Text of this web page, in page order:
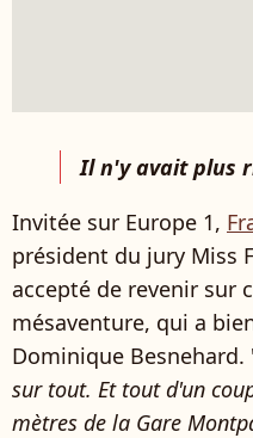
Il n'y avait plus
Invitée sur Europe 1,
président du jury Miss
accepté de revenir sur
mésaventure, qui a
Dominique Besnehard.
sur tout. Et tout d'un
mètres de la Gare